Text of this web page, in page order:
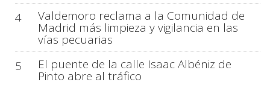
4
Valdemoro reclama a la Comunidad de
Madrid más limpieza y vigilancia en las
vías pecuarias
5
El puente de la calle Isaac Albéniz de
Pinto abre al tráfico